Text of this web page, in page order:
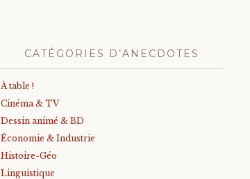
CATÉGORIES D’ANECDOTES
À table !
Cinéma & TV
Dessin animé & BD
Économie & Industrie
Histoire-Géo
Linguistique